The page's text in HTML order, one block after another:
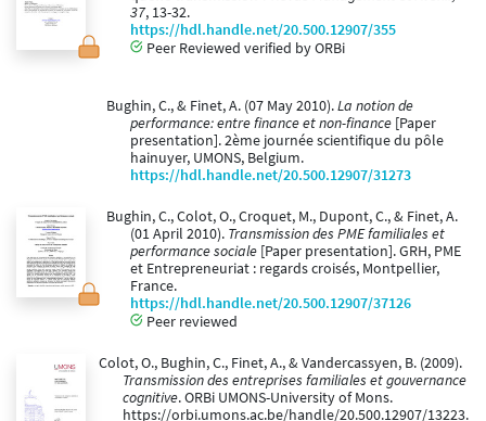
37, 13-32.
https://hdl.handle.net/20.500.12907/355
Peer Reviewed verified by ORBi
Bughin, C., & Finet, A. (07 May 2010).La notion de
performance: entre finance et non-finance [Paper
presentation]. 2ème journée scientifique du pôle
hainuyer, UMONS, Belgium.
https://hdl.handle.net/20.500.12907/31273
Bughin, C., Colot, O., Croquet, M., Dupont, C., & Finet, A.
(01 April 2010). Transmission des PME familiales et
performance sociale [Paper presentation]. GRH, PME
et Entrepreneuriat : regards croisés, Montpellier,
France.
https://hdl.handle.net/20.500.12907/37126
Peer reviewed
Colot, O., Bughin, C., Finet, A., & Vandercassyen, B. (2009).
Transmission des entreprises familiales et gouvernance
cognitive. ORBi UMONS-University of Mons.
https://orbi.umons.ac.be/handle/20.500.12907/13223.